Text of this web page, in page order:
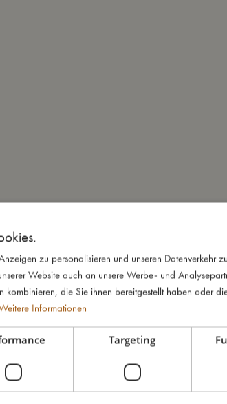
zu personalisieren und unseren Datenverkehr
Website auch an unsere Werbe- und
kombinieren, die Sie ihnen bereitgestellt haben oder
Informationen
Targeting